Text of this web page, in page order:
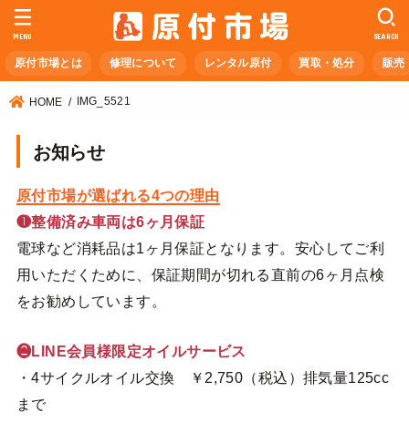
原付市場とは 修理について レンタル原付 買取・処分 販売
SEARCH
MENU
HOME IMG_5521
お知らせ
原付市場が選ばれる4つの理由
❶整備済み車両は6ヶ月保証
電球など消耗品は1ヶ月保証となります。安心してご利
用いただくために、保証期間が切れる直前の6ヶ月点検
をお勧めしています。
❷LINE会員様限定オイルサービス
・4サイクルオイル交換 ￥2,750（税込）排気量125cc
まで